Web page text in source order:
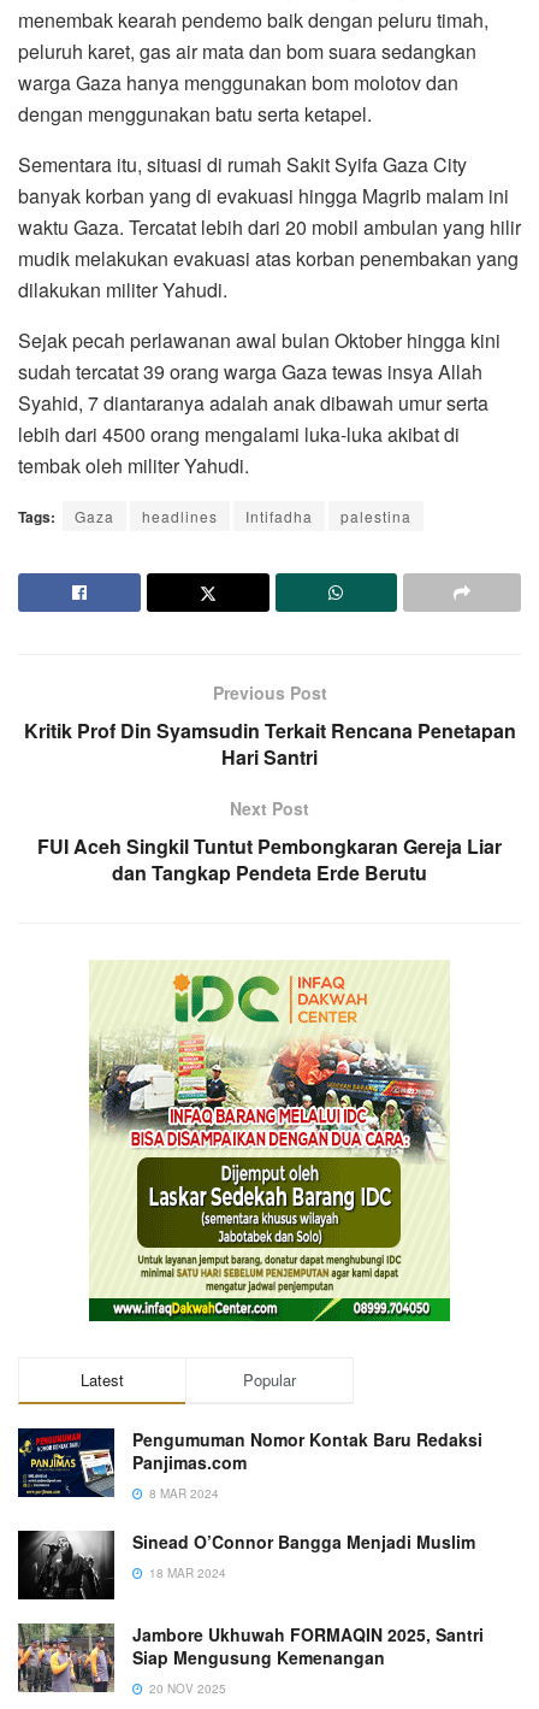
menembak kearah pendemo baik dengan peluru timah,
peluruh karet, gas air mata dan bom suara sedangkan
warga Gaza hanya menggunakan bom molotov dan
dengan menggunakan batu serta ketapel.
Sementara itu, situasi di rumah Sakit Syifa Gaza City
banyak korban yang di evakuasi hingga Magrib malam ini
waktu Gaza. Tercatat lebih dari 20 mobil ambulan yang hilir
mudik melakukan evakuasi atas korban penembakan yang
dilakukan militer Yahudi.
Sejak pecah perlawanan awal bulan Oktober hingga kini
sudah tercatat 39 orang warga Gaza tewas insya Allah
Syahid, 7 diantaranya adalah anak dibawah umur serta
lebih dari 4500 orang mengalami luka-luka akibat di
tembak oleh militer Yahudi.
Tags: Gaza headlines Intifadha palestina
Previous Post
Kritik Prof Din Syamsudin Terkait Rencana Penetapan
Hari Santri
Next Post
FUI Aceh Singkil Tuntut Pembongkaran Gereja Liar
dan Tangkap Pendeta Erde Berutu
Latest Popular
Pengumuman Nomor Kontak Baru Redaksi
Panjimas.com
8 MAR 2024
Sinead O’Connor Bangga Menjadi Muslim
18 MAR 2024
Jambore Ukhuwah FORMAQIN 2025, Santri
Siap Mengusung Kemenangan
20 NOV 2025